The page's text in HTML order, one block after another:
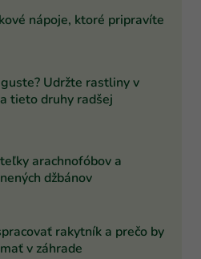
nápoje, ktoré pripravíte
Udržte rastliny v
tieto druhy radšej
arachnofóbov a
džbánov
rakytník a prečo by
v záhrade